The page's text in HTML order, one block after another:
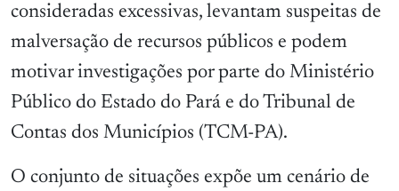
consideradas excessivas, levantam suspeitas de
malversação de recursos públicos e podem
motivar investigações por parte do Ministério
Público do Estado do Pará e do Tribunal de
Contas dos Municípios (TCM-PA).
O conjunto de situações expõe um cenário de